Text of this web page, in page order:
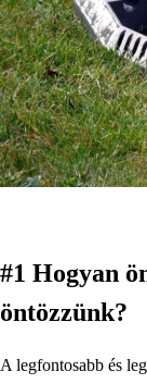
#1 Hogyan
öntözzünk?
A legfontosabb és